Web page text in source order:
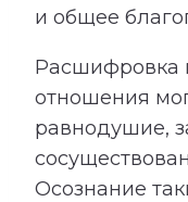
и общее
Расшифровка
отношения
равнодушие,
Осознание